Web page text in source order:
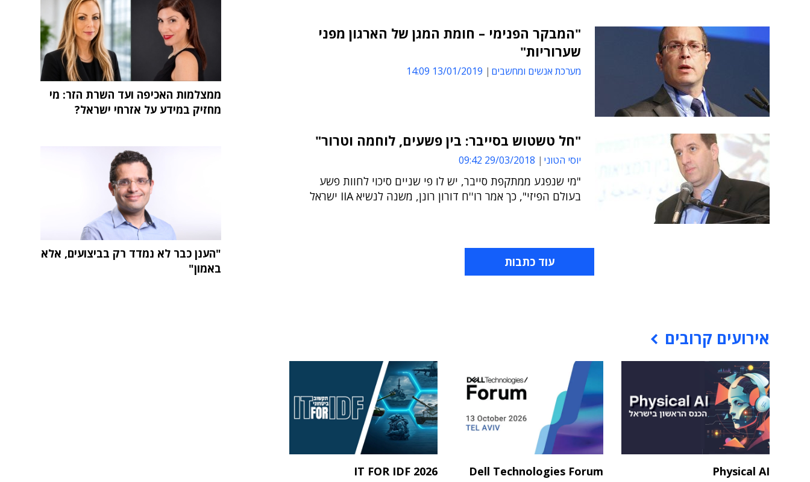
"המבקר הפנימי – חומת המגן של הארגון מפני
שערוריות"
מערכת אנשים ומחשבים 13/01/2019 14:09
"חל טשטוש בסייבר: בין פשעים, לוחמה וטרור"
יוסי הטוני 29/03/2018 09:42
"מי שנפגע ממתקפת סייבר, יש לו פי שניים סיכוי לחוות פשע
בעולם הפיזי", כך אמר רו''ח דורון רונן, משנה לנשיא IIA ישראל
עוד כתבות
אירועים קרובים
Physical AI
Dell Technologies Forum
IT FOR IDF 2026
ממצלמות האכיפה ועד השרת הזר: מי
מחזיק במידע על אזרחי ישראל?
"הענן כבר לא נמדד רק בביצועים, אלא
באמון"